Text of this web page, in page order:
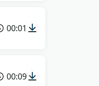
00:01
00:09